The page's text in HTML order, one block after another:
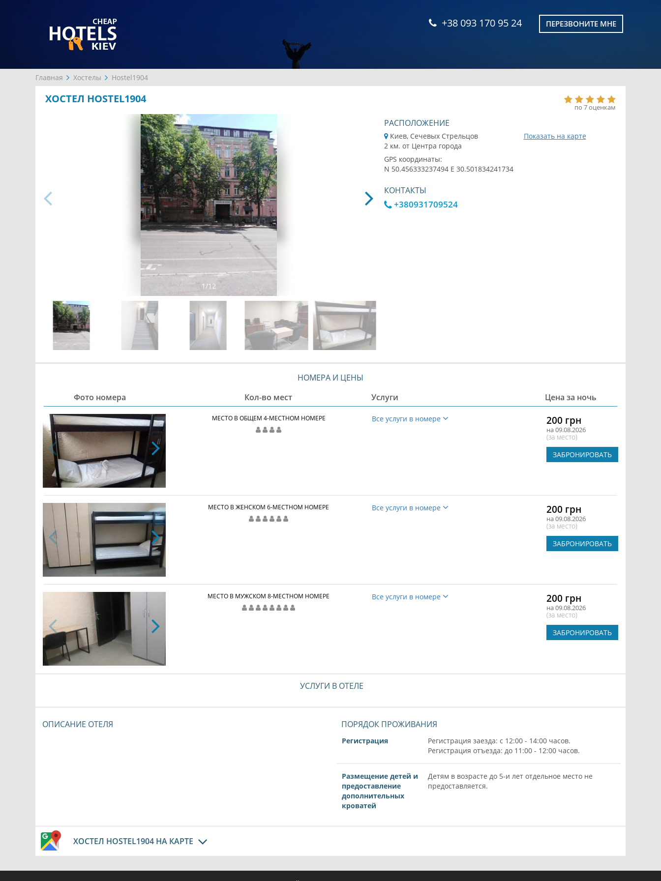
+38 093 170 95 24 ПЕРЕЗВОНИТЕ МНЕ
Главная Хостелы Hostel1904
ХОСТЕЛ HOSTEL1904
по 7 оценкам
1/12
РАСПОЛОЖЕНИЕ
Киев, Сечевых Стрельцов
Показать на карте
2 км. от Центра города
GPS координаты:
N 50.456333237494 E 30.501834241734
КОНТАКТЫ
+380931709524
НОМЕРА И ЦЕНЫ
Фото номера
Кол-во мест Услуги Цена за ночь
МЕСТО В ОБЩЕМ 4-МЕСТНОМ НОМЕРЕ Все услуги в номере 200 грн
на 09.08.2026
(за место)
ЗАБРОНИРОВАТЬ
МЕСТО В ЖЕНСКОМ 6-МЕСТНОМ НОМЕРЕ Все услуги в номере 200 грн
на 09.08.2026
(за место)
ЗАБРОНИРОВАТЬ
МЕСТО В МУЖСКОМ 8-МЕСТНОМ НОМЕРЕ Все услуги в номере 200 грн
на 09.08.2026
(за место)
ЗАБРОНИРОВАТЬ
УСЛУГИ В ОТЕЛЕ
ОПИСАНИЕ ОТЕЛЯ ПОРЯДОК ПРОЖИВАНИЯ
Регистрация
Регистрация заезда: с 12:00 - 14:00 часов.
Регистрация отъезда: до 11:00 - 12:00 часов.
Размещение детей и
предоставление
дополнительных
кроватей
Детям в возрасте до 5-и лет отдельное место не
предоставляется.
ХОСТЕЛ HOSTEL1904 НА КАРТЕ